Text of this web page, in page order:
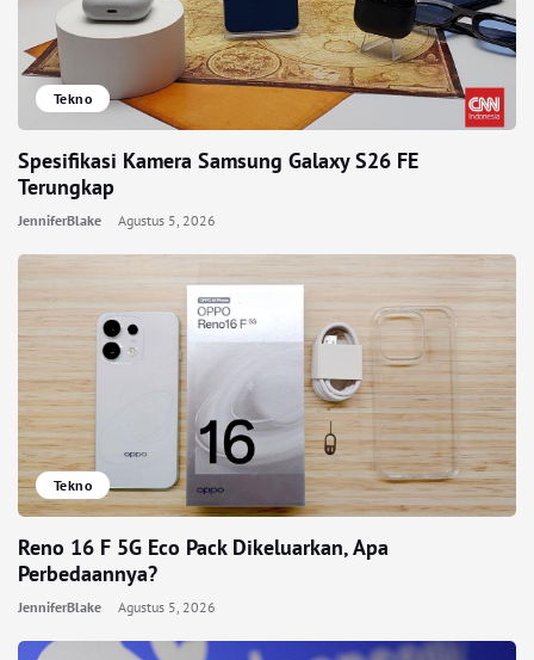
Tekno
Spesifikasi Kamera Samsung Galaxy S26 FE
Terungkap
JenniferBlake Agustus 5, 2026
Tekno
Reno 16 F 5G Eco Pack Dikeluarkan, Apa
Perbedaannya?
JenniferBlake Agustus 5, 2026